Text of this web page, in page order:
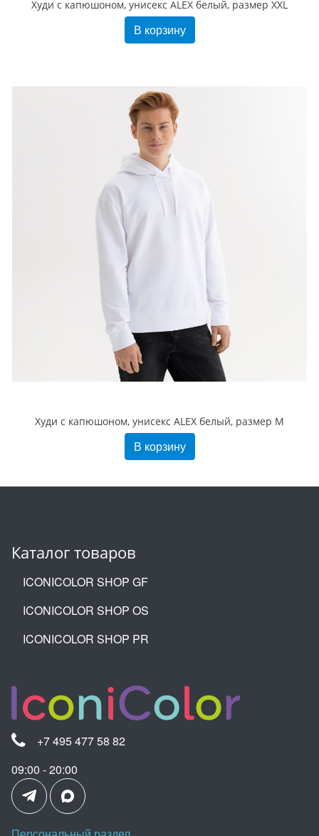
Худи с капюшоном, унисекс ALEX белый, размер XXL
В корзину
Худи с капюшоном, унисекс ALEX белый, размер M
В корзину
Каталог товаров
ICONICOLOR SHOP GF
ICONICOLOR SHOP OS
ICONICOLOR SHOP PR
+7 495 477 58 82
09:00 - 20:00